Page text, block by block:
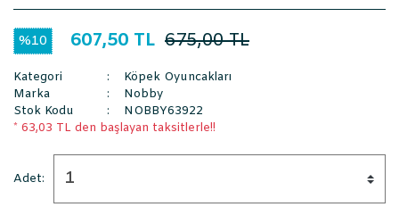
%10 607,50 TL 675,00 TL
Kategori
Köpek Oyuncakları
Marka
Nobby
Stok Kodu
NOBBY63922
* 63,03 TL den başlayan taksitlerle!!
Adet: